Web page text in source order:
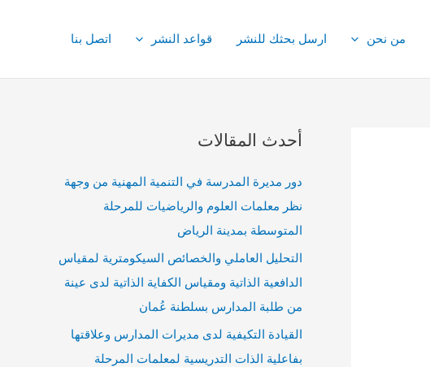
من نحن ارسل بحثك للنشر قواعد النشر اتصل بنا
أحدث المقالات
دور مديرة المدرسة في التنمية المهنية من وجهة
نظر معلمات العلوم والرياضيات للمرحلة
المتوسطة بمدينة الرياض
التحليل العاملي والخصائص السيكومترية لمقياس
الدافعية الذاتية ومقياس الكفاية الذاتية لدى عينة
من طلبة المدارس بسلطنة عُمان
القيادة التكيفية لدى مديرات المدارس وعلاقتها
بفاعلية الذات التدريسية لمعلمات المرحلة